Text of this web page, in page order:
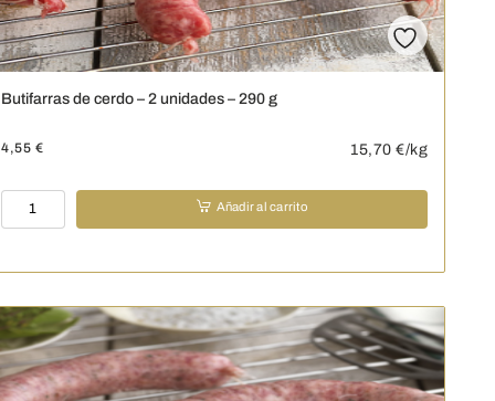
Butifarras de cerdo – 2 unidades – 290 g
4,55 € 15,70 €/kg
Butifarras
de
-
unidades
-
290
g
Añadir al carrito